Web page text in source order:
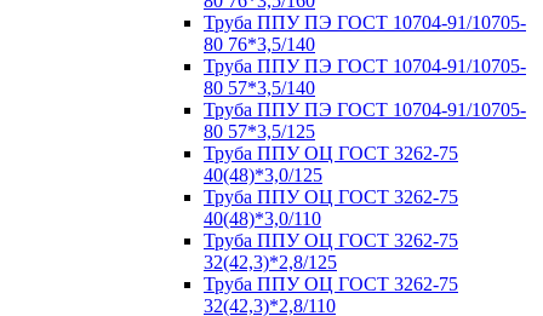
Труба ППУ ПЭ ГОСТ 10704-91/10705-
80 76*3,5/140
Труба ППУ ПЭ ГОСТ 10704-91/10705-
80 57*3,5/140
Труба ППУ ПЭ ГОСТ 10704-91/10705-
80 57*3,5/125
Труба ППУ ОЦ ГОСТ 3262-75
40(48)*3,0/125
Труба ППУ ОЦ ГОСТ 3262-75
40(48)*3,0/110
Труба ППУ ОЦ ГОСТ 3262-75
32(42,3)*2,8/125
Труба ППУ ОЦ ГОСТ 3262-75
32(42,3)*2,8/110